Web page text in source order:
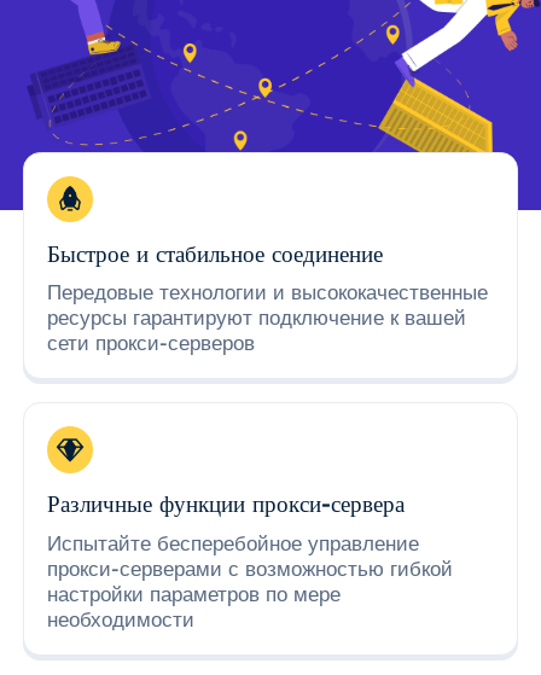
Быстрое и стабильное соединение
Передовые технологии и высококачественные
ресурсы гарантируют подключение к вашей
сети прокси-серверов
Различные функции прокси-сервера
Испытайте бесперебойное управление
прокси-серверами с возможностью гибкой
настройки параметров по мере
необходимости